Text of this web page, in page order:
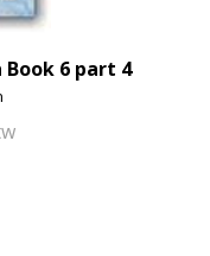
6 part 4